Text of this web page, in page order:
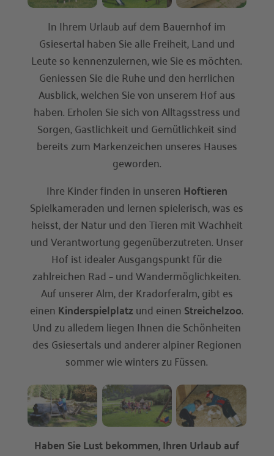
In Ihrem Urlaub auf dem Bauernhof im
Gsiesertal haben Sie alle Freiheit, Land und
Leute so kennenzulernen, wie Sie es möchten.
Geniessen Sie die Ruhe und den herrlichen
Ausblick, welchen Sie von unserem Hof aus
haben. Erholen Sie sich von Alltagsstress und
Sorgen, Gastlichkeit und Gemütlichkeit sind
bereits zum Markenzeichen unseres Hauses
geworden.
Ihre Kinder finden in unserenHoftieren
Spielkameraden und lernen spielerisch, was es
heisst, der Natur und den Tieren mit Wachheit
und Verantwortung gegenüberzutreten. Unser
Hof ist idealer Ausgangspunkt für die
zahlreichen Rad – und Wandermöglichkeiten.
Auf unserer Alm, der Kradorferalm, gibt es
einenKinderspielplatzund einenStreichelzoo.
Und zu alledem liegen Ihnen die Schönheiten
des Gsiesertals und anderer alpiner Regionen
sommer wie winters zu Füssen.
Haben Sie Lust bekommen, Ihren Urlaub auf